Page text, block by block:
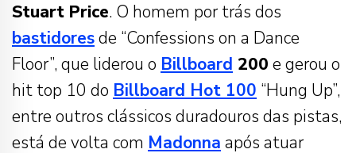
Stuart Price. O homem por trás dos
bastidoresde “Confessions on a Dance
Floor”, que liderou o Billboard 200 e gerou o
hit top 10 do Billboard Hot 100 “Hung Up”,
entre outros clássicos duradouros das pistas,
está de volta com Madonna após atuar